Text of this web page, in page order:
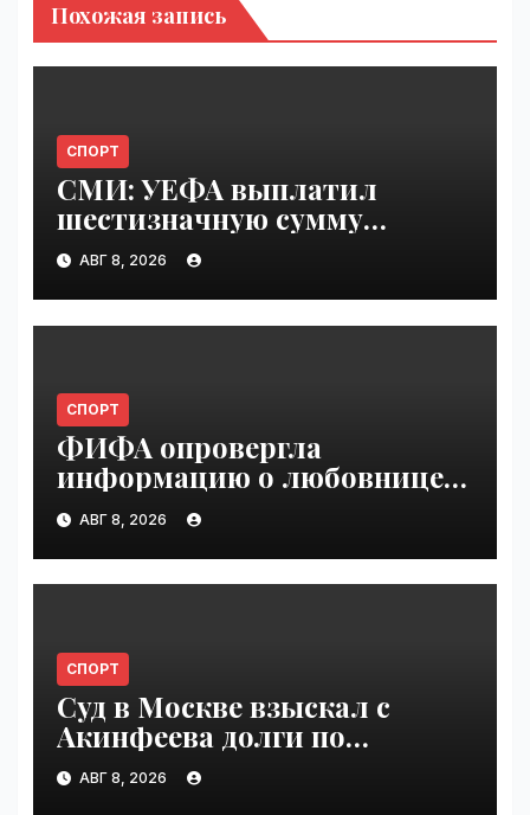
Похожая запись
СПОРТ
СМИ: УЕФА выплатил
шестизначную сумму
любовнице Инфантино |
VseTime.ru
АВГ 8, 2026
СПОРТ
ФИФА опровергла
информацию о любовнице
Инфантино | VseTime.ru
АВГ 8, 2026
СПОРТ
Суд в Москве взыскал с
Акинфеева долги по
коммунальным платежам |
VseTime.ru
АВГ 8, 2026